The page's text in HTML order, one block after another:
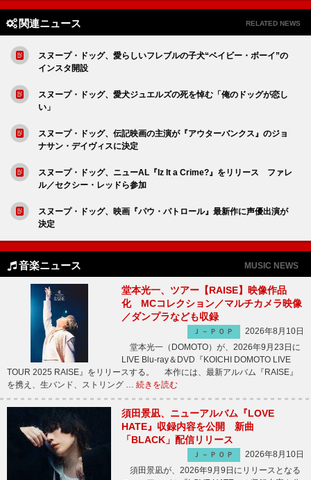
関連ニュース RELATED NEWS
スヌープ・ドッグ、愛らしいフレブルの子犬“ベイビー・ボーイ”の
インスタ開設
スヌープ・ドッグ、愛犬ジュエルズの死を悼む「俺のドッグが恋し
い」
スヌープ・ドッグ、伝記映画の主演が『アウターバンクス』のジョ
ナサン・デイヴィスに決定
スヌープ・ドッグ、ニューAL『Iz It a Crime?』をリリース ファレ
ル／セクシー・レッドら参加
スヌープ・ドッグ、映画『パウ・パトロール』最新作に声優出演が
決定
音楽ニュース MUSIC NEWS
堂本光一、ツアー【RAISE】映像作品
化 MCコレクション／マルチカメラ映像
／ダンプラなども収録
Ｊ－ＰＯＰ
2026年8月10日
堂本光一（DOMOTO）が、2026年9月23日に
LIVE Blu-ray＆DVD『KOICHI DOMOTO LIVE
TOUR 2025 RAISE』をリリースする。 本作には、最新アルバム『RAISE』
を携え、生バンド、ストリング … 続きを読む
須田景凪、ニューアルバム『LOVE
HATE』収録内容を公開 新曲
「BLACK」配信リリース
Ｊ－ＰＯＰ
2026年8月10日
須田景凪が、2026年9月9日にリリースとなる